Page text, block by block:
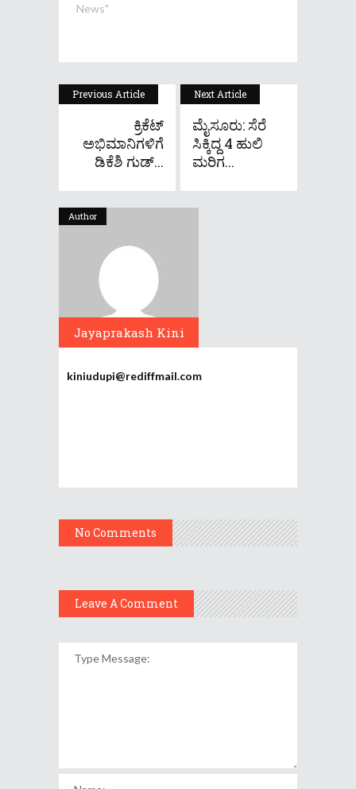
News"
Previous Article
ಕ್ರಿಕೆಟ್
ಅಭಿಮಾನಿಗಳಿಗೆ
ಡಿಕೆಶಿ ಗುಡ್...
Next Article
ಮೈಸೂರು: ಸೆರೆ
ಸಿಕ್ಕಿದ್ದ 4 ಹುಲಿ
ಮರಿಗ...
Author
Jayaprakash Kini
kiniudupi@rediffmail.com
No Comments
Leave A Comment